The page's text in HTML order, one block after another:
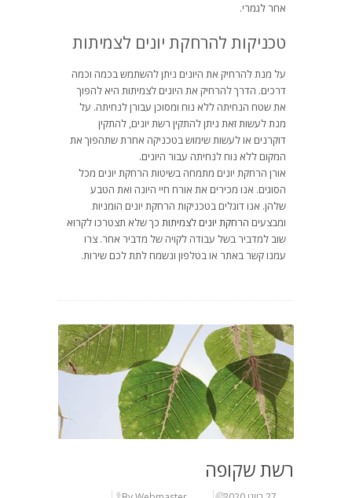
אחר לגמרי.
טכניקות להרחקת יונים לצמיתות
על מנת להרחיק את היונים ניתן להשתמש בכמה וכמה
דרכים. הדרך להרחיק את היונים לצמיתות היא להפוך
את שטח הנחיתה ללא נוח ומסוכן עבורן לנחיתה. על
מנת לעשות זאת ניתן להתקין רשת יונים, להתקין
דוקרנים או לעשות שימוש בטכניקה אחרת שתהפוך את
המקום ללא נוח לנחיתה עבור היונים.
אורן הרחקת יונים מתמחה בשיטות הרחקת יונים מכל
הסוגים. אנו מכירים את אורח חיי היונה ואת הטבע
שלהן. אנו דוגלים בטכניקות הרחקת יונים הומניות
ומבצעים הרחקת יונים לצמיתות כך שלא תצטרכו לקרוא
שוב למדביר בשל עבודה לקויה של מדביר אחר. צרו
עמנו קשר באתר או בטלפון ונשמח לתת לכם שירות.
רשת שקופה